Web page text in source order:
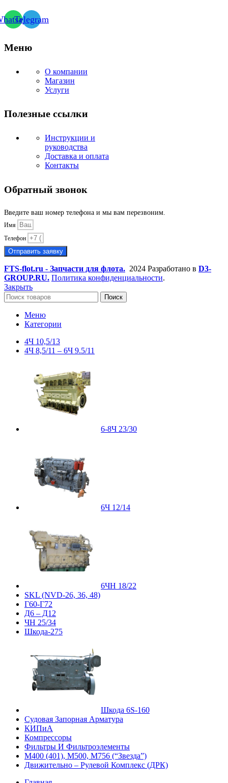
Telegram
Меню
О компании
Магазин
Услуги
Полезные ссылки
Инструкции и
руководства
Доставка и оплата
Контакты
Обратный звонок
Введите ваш номер телефона и мы вам перезвоним.
Имя
Телефон
Отправить заявку
FTS-flot.ru - Запчасти для флота. 2024 Разработано в D3-
GROUP.RU. Политика конфиденциальности.
Закрыть
Поиск
Меню
Категории
4Ч 10,5/13
4Ч 8,5/11 – 6Ч 9.5/11
6-8Ч 23/30
6Ч 12/14
6ЧН 18/22
SKL (NVD-26, 36, 48)
Г60-Г72
Д6 – Д12
ЧН 25/34
Шкода-275
Шкода 6S-160
Судовая Запорная Арматура
КИПиА
Компрессоры
Фильтры И Фильтроэлементы
М400 (401), М500, М756 (“Звезда”)
Движительно – Рулевой Комплекс (ДРК)